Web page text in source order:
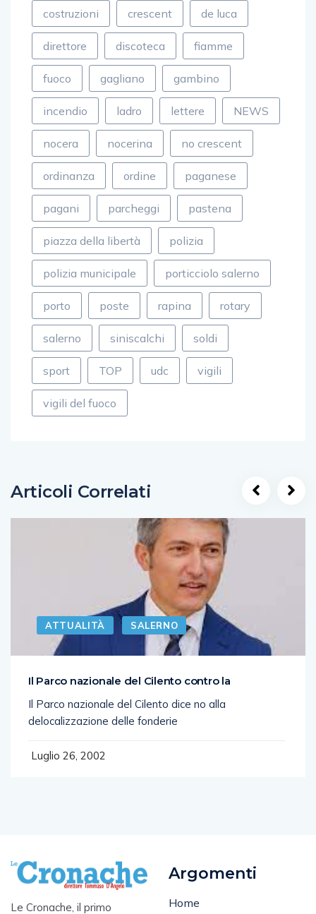
costruzioni crescent de luca
direttore discoteca fiamme
fuoco gagliano gambino
incendio ladro lettere NEWS
nocera nocerina no crescent
ordinanza ordine paganese
pagani parcheggi pastena
piazza della libertà polizia
polizia municipale porticciolo salerno
porto poste rapina rotary
salerno siniscalchi soldi
sport TOP udc vigili
vigili del fuoco
Articoli Correlati
ATTUALITÀ SALERNO
Il Parco nazionale del Cilento contro la
Il Parco nazionale del Cilento dice no alla
delocalizzazione delle fonderie
Luglio 26, 2002
Le Cronache, il primo
Argomenti
Home